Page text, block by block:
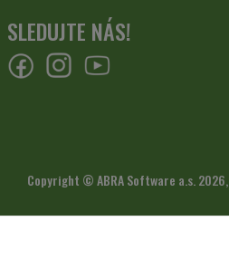
SLEDUJTE NÁS!
Copyright © ABRA Software a.s. 2026,